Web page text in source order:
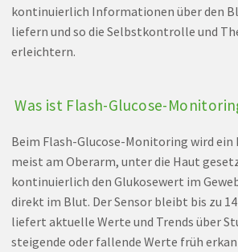
kontinuierlich Informationen über den
liefern und so die Selbstkontrolle und
erleichtern.
Was ist Flash-Glucose-
Beim Flash-Glucose-Monitoring wird ein
meist am Oberarm, unter die Haut
kontinuierlich den Glukosewert im
direkt im Blut. Der Sensor bleibt bis zu
liefert aktuelle Werte und Trends über
steigende oder fallende Werte früh